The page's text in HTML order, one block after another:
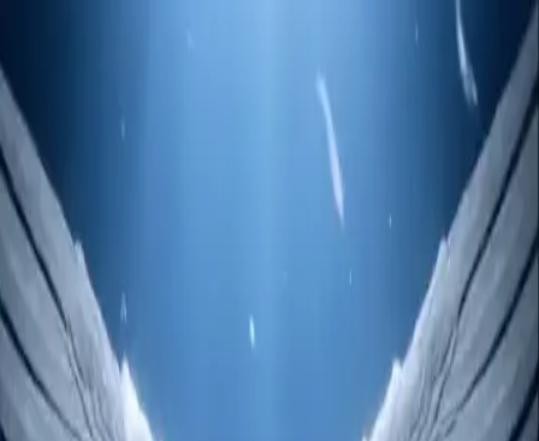
Galerie
Se connecter Commencer
Français
Accueil /Ressource Delphin
Générateur Vidéo IA Gratuit Delphin
Ressource Delphin
Générateur Vidéo IA Gratuit Delphin
Commencez la création vidéo IA en ligne avec des crédits de départ
gratuits. Delphin prend en charge texte vers vidéo, image vers vidéo
et une continuité après l'essai.